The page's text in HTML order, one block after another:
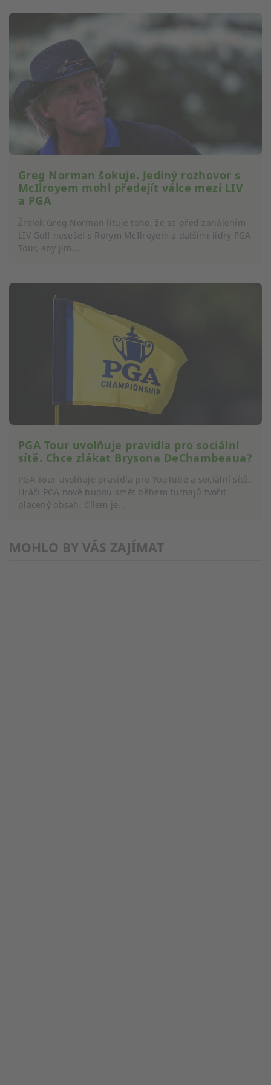
Greg Norman šokuje. Jediný rozhovor s
McIlroyem mohl předejít válce mezi LIV
a PGA
Žralok Greg Norman lituje toho, že se před zahájením
LIV Golf nesešel s Rorym McIlroyem a dalšími lídry PGA
Tour, aby jim...
PGA Tour uvolňuje pravidla pro sociální
sítě. Chce zlákat Brysona DeChambeaua?
PGA Tour uvolňuje pravidla pro YouTube a sociální sítě.
Hráči PGA nově budou smět během turnajů tvořit
placený obsah. Cílem je...
MOHLO BY VÁS ZAJÍMAT
statistik nebo kombinací údajů z různých
Rozvoj a zlepšování služeb
Použití omezených údajů k výběru obsahu
Speciální funkce IAB:
Používání přesných údajů o zeměpisné
poloze
Identifikace zařízení na základě aktivně
Účely zpracování, které nesouvisejí s IAB:
Nezbytné
Výkon
Funkční